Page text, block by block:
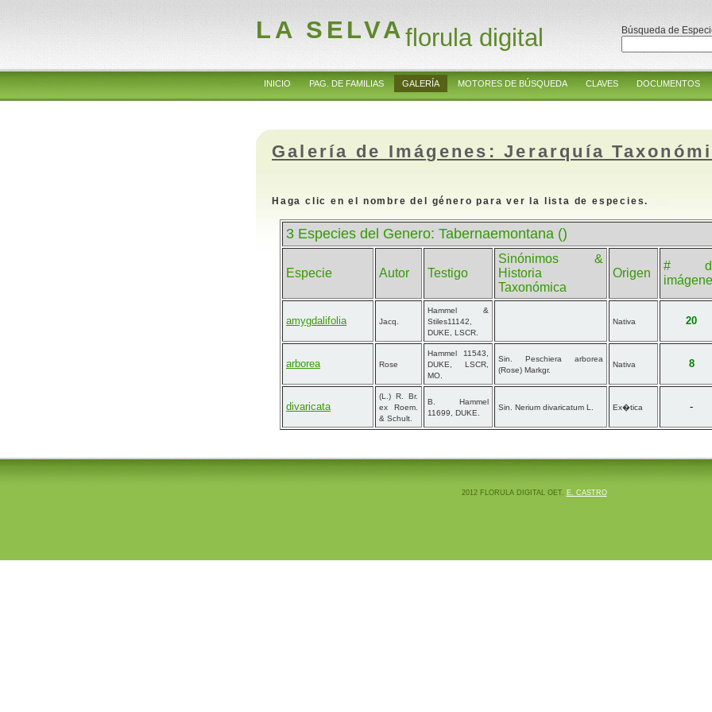
LA SELVAflorula digital Búsqueda de
INICIO PAG. DE FAMILIAS GALERÍA MOTORES DE BÚSQUEDA CLAVES DOCUMENTOS
Galería de Imágenes: Jerarquía
Haga clic en el nombre del género para ver la lista de especies.
3 Especies del Genero: Tabernaemontana ()
Especie Autor Testigo
Sinónimos &
Historia
Taxonómica
Origen
#
amygdalifolia Jacq.
Hammel &
Stiles11142,
DUKE, LSCR.
Nativa 20
arborea Rose
Hammel 11543,
DUKE, LSCR,
MO.
Sin. Peschiera arborea
(Rose) Markgr.
Nativa 8
divaricata
(L.) R. Br.
ex Roem.
& Schult.
B. Hammel
11699, DUKE.
Sin. Nerium divaricatum L. Ex�tica -
2012 FLORULA DIGITAL OET. E. CASTRO